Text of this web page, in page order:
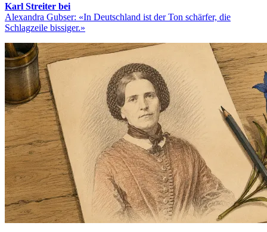
Karl Streiter bei
Alexandra Gubser: «In Deutschland ist der Ton schärfer, die
Schlagzeile bissiger.»